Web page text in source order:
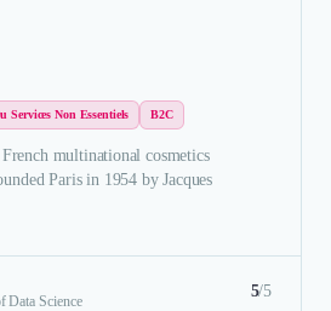
Services Non Essentiels B2C
multinational cosmetics
Paris in 1954 by Jacques
Data Science
5/5